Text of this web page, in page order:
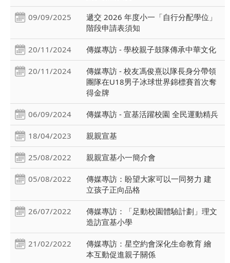
09/09/2025
遞交 2026 年度小一「自行分配學位」
階段申請表須知
20/11/2024 傳媒專訪 - 學校親子鼓隊傳承中華文化
20/11/2024
傳媒專訪 - 校友馮俊熹以隊長身分帶領
團隊在U18男子冰球世界錦標賽首次奪
得金牌
06/09/2024 傳媒專訪 - 宣基活躍校園 全民運動精兵
18/04/2023 親親宣基
25/08/2022 親親宣基小一簡介會
05/08/2022
傳媒專訪：盼望大家可以一同努力 建
立孩子正向品格
26/07/2022
傳媒專訪：「足動校園體驗計劃」理文
造訪宣基小學
21/02/2022
傳媒專訪：星空約會深化生命教育 繪
本互動促進親子關係